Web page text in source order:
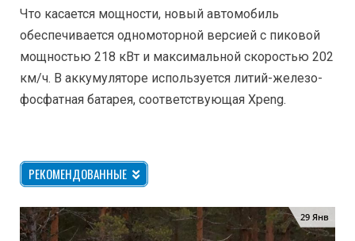
Что касается мощности, новый автомобиль
обеспечивается одномоторной версией с пиковой
мощностью 218 кВт и максимальной скоростью 202
км/ч. В аккумуляторе используется литий-железо-
фосфатная батарея, соответствующая Xpeng.
РЕКОМЕНДОВАННЫЕ
29 Янв